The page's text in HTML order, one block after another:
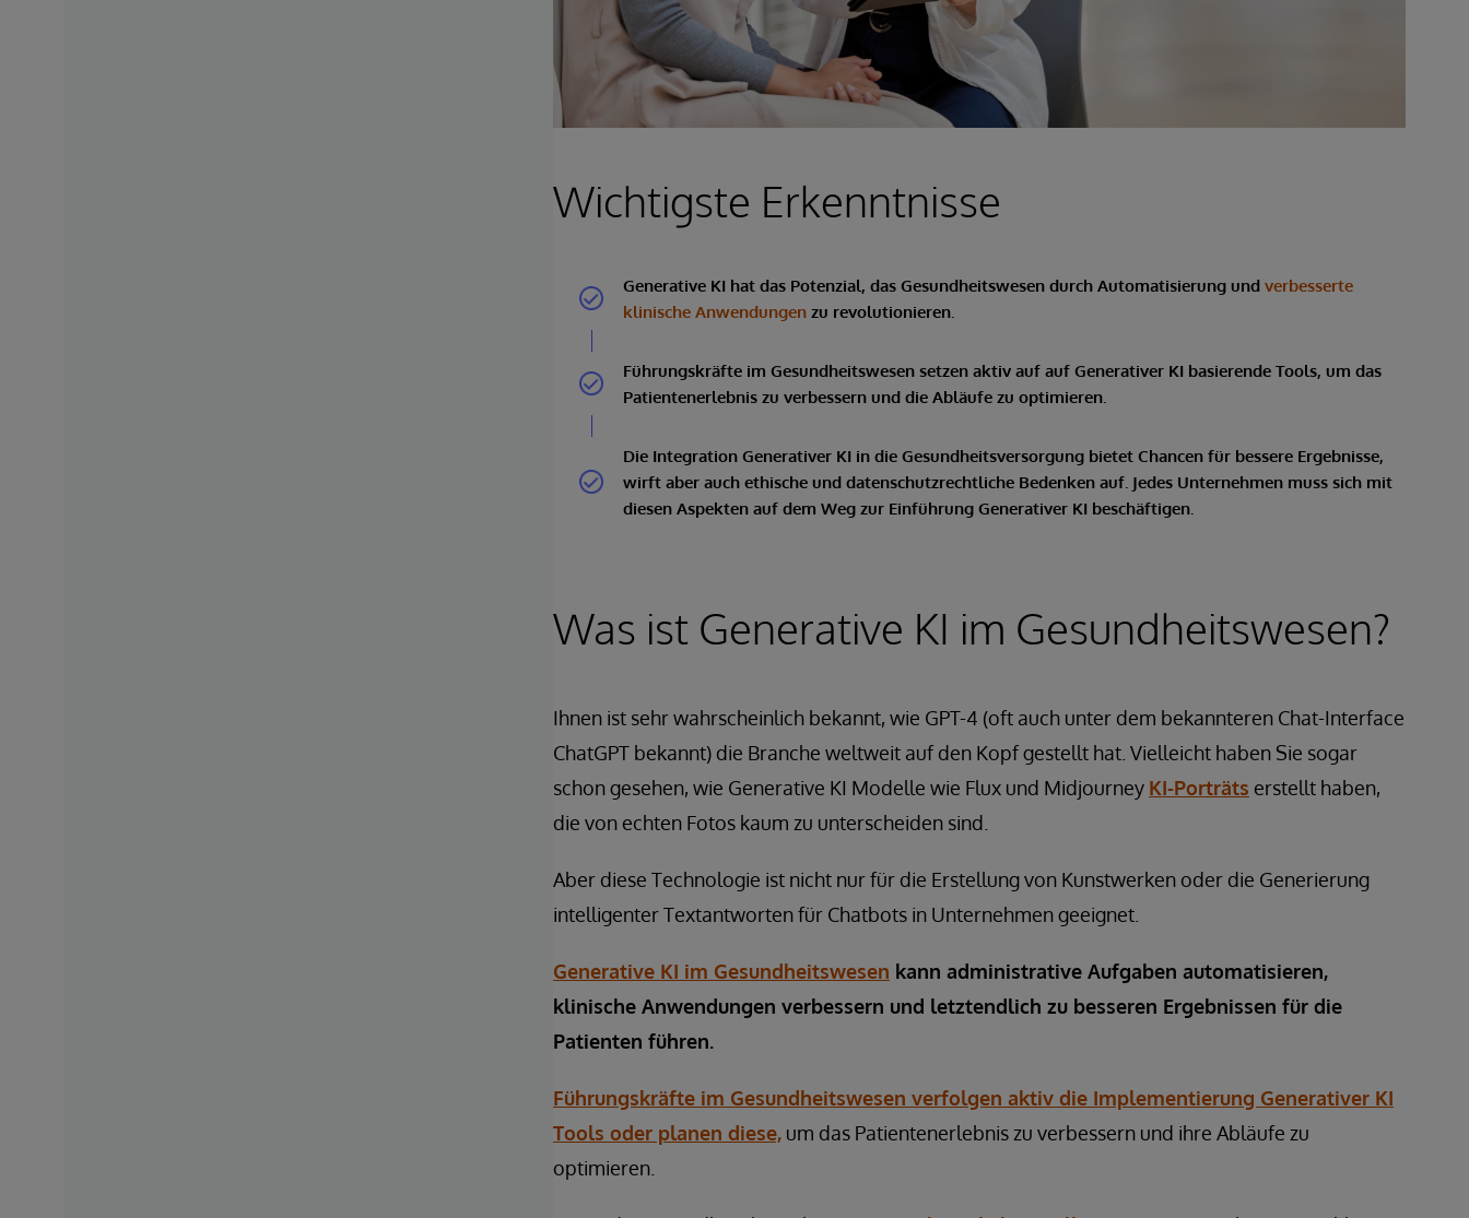
Wichtigste Erkenntnisse
Generative KI hat das Potenzial, das Gesundheitswesen durch Automatisierung und verbesserte
klinische Anwendungen zu revolutionieren.
Führungskräfte im Gesundheitswesen setzen aktiv auf auf Generativer KI basierende Tools, um das
Patientenerlebnis zu verbessern und die Abläufe zu optimieren.
Die Integration Generativer KI in die Gesundheitsversorgung bietet Chancen für bessere Ergebnisse,
wirft aber auch ethische und datenschutzrechtliche Bedenken auf. Jedes Unternehmen muss sich mit
diesen Aspekten auf dem Weg zur Einführung Generativer KI beschäftigen.
Was ist Generative KI im Gesundheitswesen?
Ihnen ist sehr wahrscheinlich bekannt, wie GPT-4 (oft auch unter dem bekannteren Chat-Interface
ChatGPT bekannt) die Branche weltweit auf den Kopf gestellt hat. Vielleicht haben Sie sogar
schon gesehen, wie Generative KI Modelle wie Flux und Midjourney KI-Porträts erstellt haben,
die von echten Fotos kaum zu unterscheiden sind.
Aber diese Technologie ist nicht nur für die Erstellung von Kunstwerken oder die Generierung
intelligenter Textantworten für Chatbots in Unternehmen geeignet.
Generative KI im Gesundheitswesen kann administrative Aufgaben automatisieren,
klinische Anwendungen verbessern und letztendlich zu besseren Ergebnissen für die
Patienten führen.
Führungskräfte im Gesundheitswesen verfolgen aktiv die Implementierung Generativer KI
Tools oder planen diese, um das Patientenerlebnis zu verbessern und ihre Abläufe zu
optimieren.